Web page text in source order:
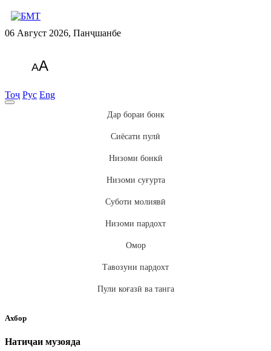
06 Август 2026, Панҷшанбе
AA
Тоҷ Рус Eng
Дар бораи бонк
Сиёсати пулӣ
Низоми бонкӣ
Низоми суғурта
Суботи молиявӣ
Низоми пардохт
Омор
Тавозуни пардохт
Пули коғазӣ ва танга
Ахбор
Натиҷаи музояда